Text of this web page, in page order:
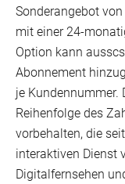
Sonderangebot
mit einer 24-
Option kann
Abonnement
je Kundennummer.
Reihenfolge des
vorbehalten, die
interaktiven Dienst
Digitalfernsehen